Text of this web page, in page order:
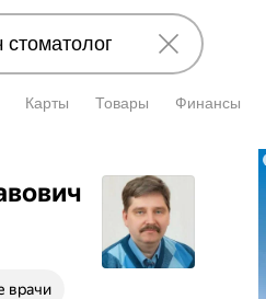
Карты Товары Финансы
врачи